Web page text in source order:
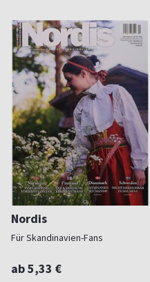
Nordis
Für Skandinavien-Fans
ab 5,33 €